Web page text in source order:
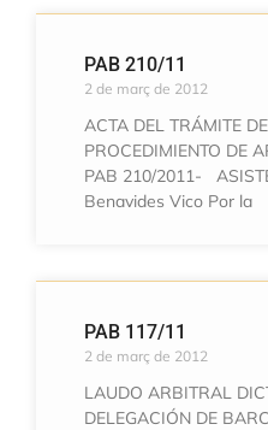
PAB 210/11
2 de març de 2012
ACTA DEL TRÁMITE
PROCEDIMIENTO DE
PAB 210/2011-
Benavides Vico Por la
PAB 117/11
2 de març de 2012
LAUDO ARBITRAL
DELEGACIÓN DE